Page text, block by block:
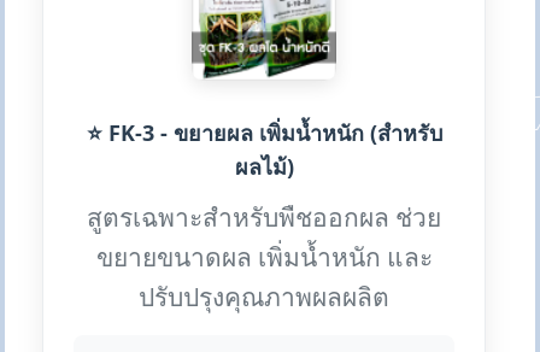
⭐ FK-3 - ขยายผล เพิ่มน้ำหนัก (สำหรับ
ผลไม้)
สูตรเฉพาะสำหรับพืชออกผล ช่วย
ขยายขนาดผล เพิ่มน้ำหนัก และ
ปรับปรุงคุณภาพผลผลิต